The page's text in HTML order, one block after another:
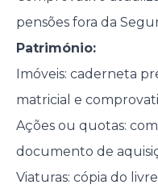
pensões fora da
Património:
Imóveis: caderneta
matricial e
Ações ou quotas:
documento de
Viaturas: cópia do